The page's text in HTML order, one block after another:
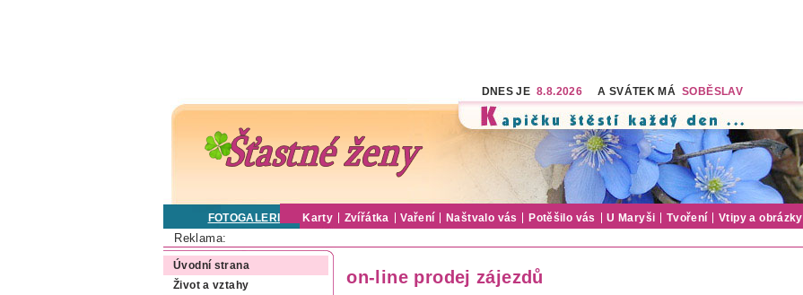
DNES JE 8.8.2026 A SVÁTEK MÁ SOBĚSLAV
FOTOGALERIE Karty Zvířátka Vaření Naštvalo vás Potěšilo vás U Maryši Tvoření Vtipy a obrázky
Reklama:
Úvodní strana
Život a vztahy
on-line prodej zájezdů